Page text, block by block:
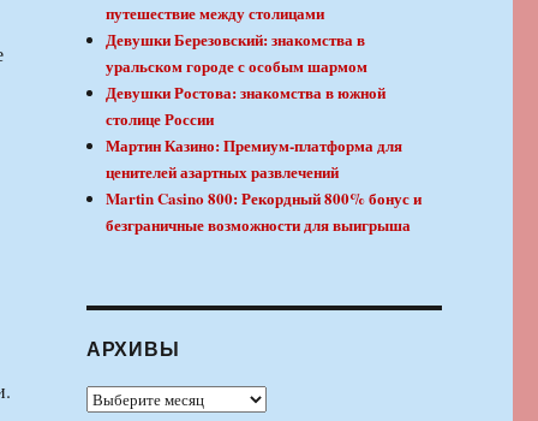
путешествие между столицами
Девушки Березовский: знакомства в
уральском городе с особым шармом
Девушки Ростова: знакомства в южной
столице России
Мартин Казино: Премиум-платформа для
ценителей азартных развлечений
Martin Casino 800: Рекордный 800% бонус и
безграничные возможности для выигрыша
АРХИВЫ
Архивы